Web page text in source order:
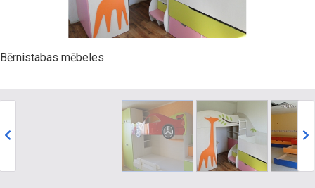
Bērnistabas mēbeles